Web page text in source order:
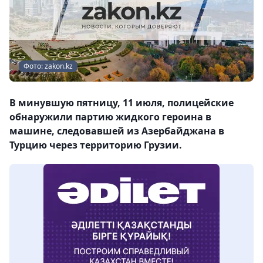
Фото: zakon.kz
В минувшую пятницу, 11 июля, полицейские
обнаружили партию жидкого героина в
машине, следовавшей из Азербайджана в
Турцию через территорию Грузии.